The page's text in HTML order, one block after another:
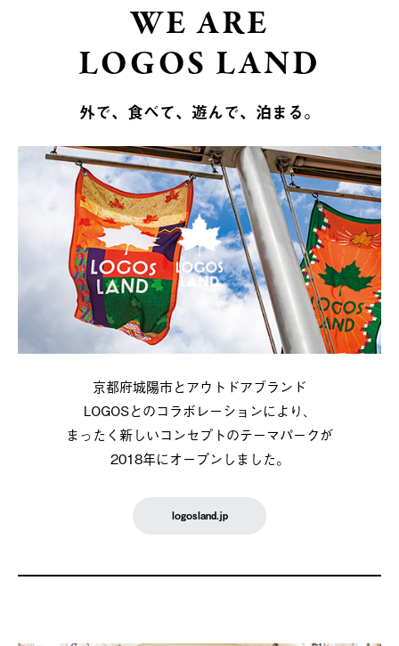
WE ARE
LOGOS LAND
外で、食べて、遊んで、泊まる。
京都府城陽市とアウトドアブランド
LOGOSとのコラボレーションにより、
まったく新しいコンセプトのテーマパークが
2018年にオープンしました。
logosland.jp